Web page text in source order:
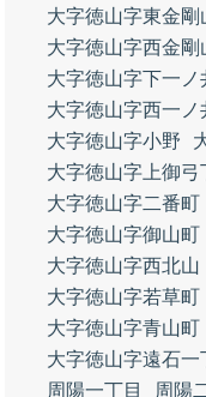
大字徳山字東金剛
大字徳山字西金剛
大字徳山字下一ノ
大字徳山字西一ノ
大字徳山字小野
大字徳山字上御弓
大字徳山字二番町
大字徳山字御山町
大字徳山字西北山
大字徳山字若草町
大字徳山字青山町
大字徳山字遠石一
周陽一丁目
周陽